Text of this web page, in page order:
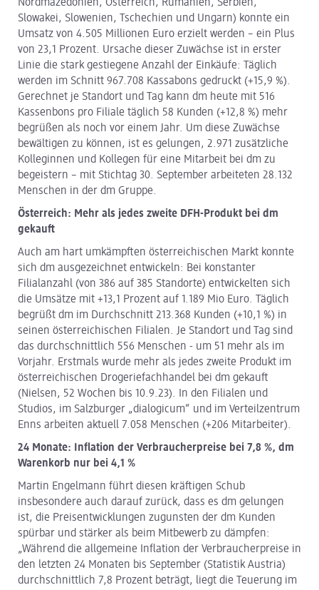
Nordmazedonien, Österreich, Rumänien, Serbien,
Slowakei, Slowenien, Tschechien und Ungarn) konnte ein
Umsatz von 4.505 Millionen Euro erzielt werden – ein Plus
von 23,1 Prozent. Ursache dieser Zuwächse ist in erster
Linie die stark gestiegene Anzahl der Einkäufe: Täglich
werden im Schnitt 967.708 Kassabons gedruckt (+15,9 %).
Gerechnet je Standort und Tag kann dm heute mit 516
Kassenbons pro Filiale täglich 58 Kunden (+12,8 %) mehr
begrüßen als noch vor einem Jahr. Um diese Zuwächse
bewältigen zu können, ist es gelungen, 2.971 zusätzliche
Kolleginnen und Kollegen für eine Mitarbeit bei dm zu
begeistern – mit Stichtag 30. September arbeiteten 28.132
Menschen in der dm Gruppe.
Österreich: Mehr als jedes zweite DFH-Produkt bei dm
gekauft
Auch am hart umkämpften österreichischen Markt konnte
sich dm ausgezeichnet entwickeln: Bei konstanter
Filialanzahl (von 386 auf 385 Standorte) entwickelten sich
die Umsätze mit +13,1 Prozent auf 1.189 Mio Euro. Täglich
begrüßt dm im Durchschnitt 213.368 Kunden (+10,1 %) in
seinen österreichischen Filialen. Je Standort und Tag sind
das durchschnittlich 556 Menschen - um 51 mehr als im
Vorjahr. Erstmals wurde mehr als jedes zweite Produkt im
österreichischen Drogeriefachhandel bei dm gekauft
(Nielsen, 52 Wochen bis 10.9.23). In den Filialen und
Studios, im Salzburger „dialogicum“ und im Verteilzentrum
Enns arbeiten aktuell 7.058 Menschen (+206 Mitarbeiter).
24 Monate: Inflation der Verbraucherpreise bei 7,8 %, dm
Warenkorb nur bei 4,1 %
Martin Engelmann führt diesen kräftigen Schub
insbesondere auch darauf zurück, dass es dm gelungen
ist, die Preisentwicklungen zugunsten der dm Kunden
spürbar und stärker als beim Mitbewerb zu dämpfen:
„Während die allgemeine Inflation der Verbraucherpreise in
den letzten 24 Monaten bis September (Statistik Austria)
durchschnittlich 7,8 Prozent beträgt, liegt die Teuerung im